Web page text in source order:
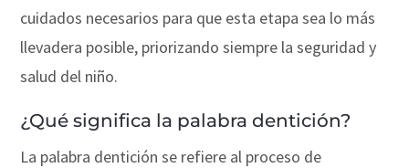
cuidados necesarios para que esta etapa sea lo más
llevadera posible, priorizando siempre la seguridad y
salud del niño.
¿Qué significa la palabra dentición?
La palabra dentición se refiere al proceso de